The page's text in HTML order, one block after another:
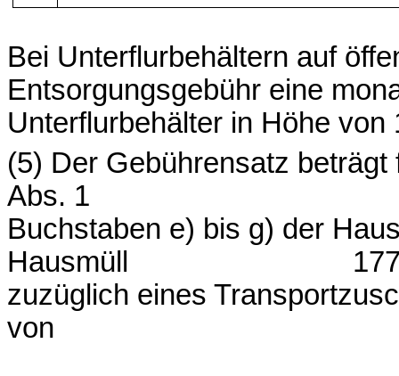
Bei Unterflurbehältern auf
Entsorgungsgebühr eine
Unterflurbehälter in Höhe von
(5) Der Gebührensatz
Abs. 1
Buchstaben e) bis g) der
Hausmüll
zuzüglich eines
von